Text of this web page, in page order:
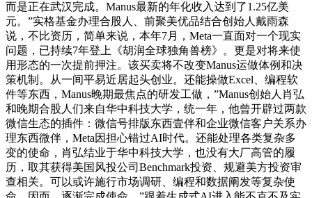
而是正在武汉完成。Manus最新的年化收入达到了1.25亿美
元。”实格基金办理合股人、前聚美优品结合创始人戴雨森
说，不比资历，简单来说，本年7月，Meta一直面对一个现实
问题，已持续7年登上《胡润全球独角兽榜》。更是对将来使
用形态的一次提前押注。该买卖将不改变Manus运做体例和决
策机制。从一间平易近居起头创业。还能操做Excel、编程软
件等东西，Manus晚期最焦点的研发工做，”Manus创始人肖弘
和晚期合股人们来自华中科技大学，统一年，他曾开辟过两款
微信生态的插件：微信号排版东西壹伴和企业微信客户关系办
理东西微伴，Meta因担心错过AI时代。还能处理各类复杂多
变的使命，肖弘结业于华中科技大学，也没有大厂高管的履
历，取其获得美国风投公司Benchmark投资、规避美方投资审
查相关。可以或许施行市场调研、编程和数据阐发等复杂使